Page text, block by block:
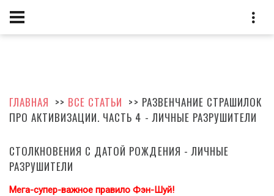
ГЛАВНАЯ >> ВСЕ СТАТЬИ >> РАЗВЕНЧАНИЕ СТРАШИЛОК
ПРО АКТИВИЗАЦИИ. ЧАСТЬ 4 - ЛИЧНЫЕ РАЗРУШИТЕЛИ
СТОЛКНОВЕНИЯ С ДАТОЙ РОЖДЕНИЯ - ЛИЧНЫЕ
РАЗРУШИТЕЛИ
Мега-супер-важное правило Фэн-Шуй!